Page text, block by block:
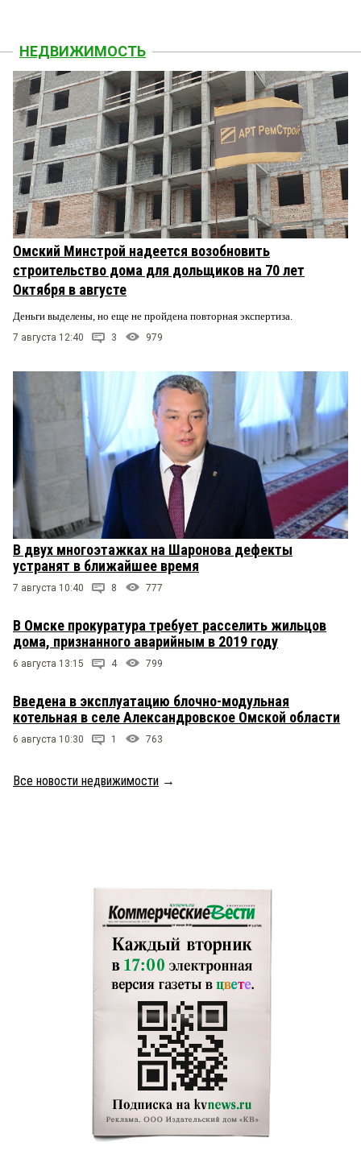
НЕДВИЖИМОСТЬ
Омский Минстрой надеется возобновить
строительство дома для дольщиков на 70 лет
Октября в августе
Деньги выделены, но еще не пройдена повторная экспертиза.
7 августа 12:40 3 979
В двух многоэтажках на Шаронова дефекты
устранят в ближайшее время
7 августа 10:40 8 777
В Омске прокуратура требует расселить жильцов
дома, признанного аварийным в 2019 году
6 августа 13:15 4 799
Введена в эксплуатацию блочно-модульная
котельная в селе Александровское Омской области
6 августа 10:30 1 763
Все новости недвижимости →